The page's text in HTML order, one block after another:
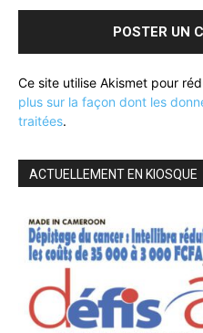
Ce site utilise Akismet pour
plus sur la façon dont les
traitées.
ACTUELLEMENT EN KIOSQUE